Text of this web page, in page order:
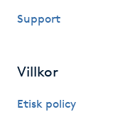
Support
Villkor
Etisk policy